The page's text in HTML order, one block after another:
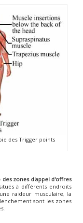
des Trigger points
zones d'appel d'offres
à différents endroits
raideur musculaire, la
sont les zones